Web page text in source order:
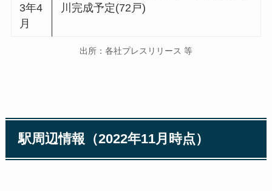
3年4
月
川完成予定(72戸)
出所：各社プレスリリース 等
駅周辺情報（2022年11月時点）